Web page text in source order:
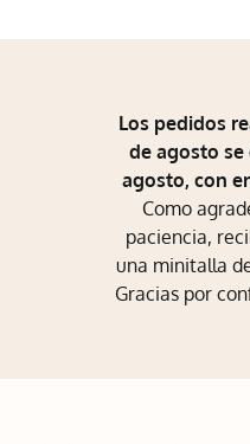
Los pedidos
de agosto se
agosto, con
Como
paciencia,
una minitalla
Gracias por